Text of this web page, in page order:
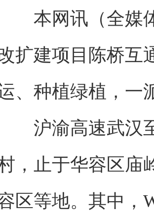
本网讯（全媒体
扩建项目陈桥互
、种植绿植，一
沪渝高速武汉至
，止于华容区庙
区等地。其中，